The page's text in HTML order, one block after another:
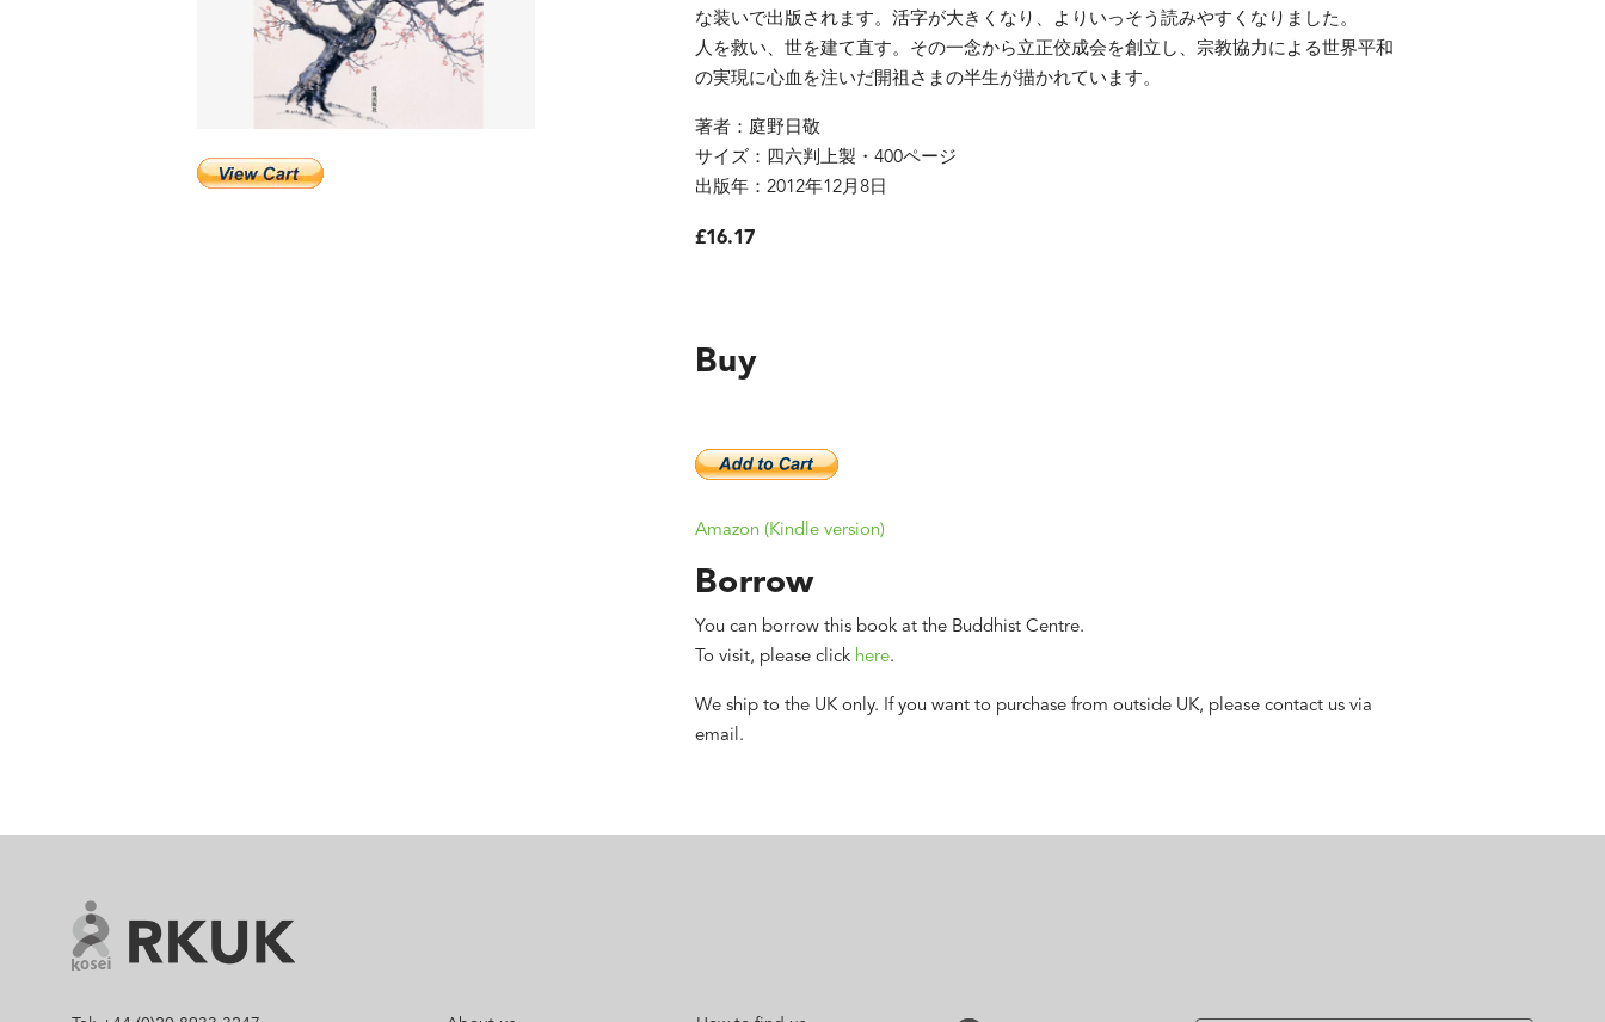
な装いで出版されます。活字が大きくなり、よりいっそう読みやすくなりました。
人を救い、世を建て直す。その一念から立正佼成会を創立し、宗教協力による世界平和
の実現に心血を注いだ開祖さまの半生が描かれています。
著者：庭野日敬
サイズ：四六判上製・400ページ
出版年：2012年12月8日
£16.17
Buy
Amazon (Kindle version)
Borrow
You can borrow this book at the Buddhist Centre.
To visit, please click here.
We ship to the UK only. If you want to purchase from outside UK, please contact us via
email.